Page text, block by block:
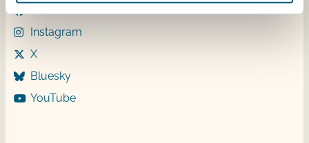
Instagram
X
Bluesky
YouTube